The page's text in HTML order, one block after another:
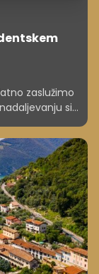
zaslužimo
si